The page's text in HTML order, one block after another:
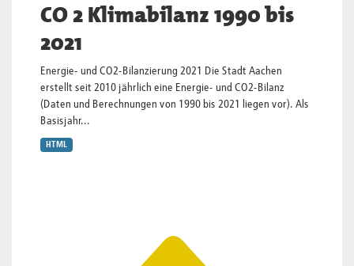
CO 2 Klimabilanz 1990 bis
2021
Energie- und CO2-Bilanzierung 2021 Die Stadt Aachen
erstellt seit 2010 jährlich eine Energie- und CO2-Bilanz
(Daten und Berechnungen von 1990 bis 2021 liegen vor). Als
Basisjahr...
HTML